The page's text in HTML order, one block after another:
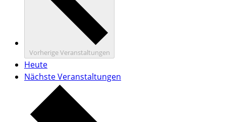
VorherigeVeranstaltungen
Heute
NächsteVeranstaltungen